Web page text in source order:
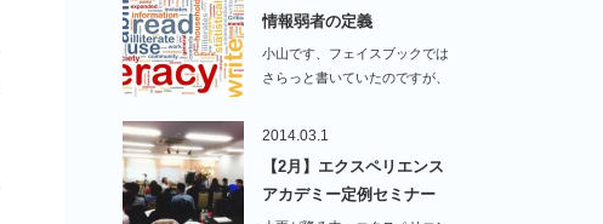
情報弱者の定義
小山です、フェイスブックでは
さらっと書いていたのですが、
2014.03.1
【2月】エクスペリエンス
アカデミー定例セミナー